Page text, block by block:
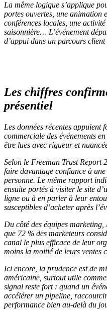
La même logique s’applique
portes ouvertes, une animation
conférences locales, une
saisonnière… L’événement
d’appui dans un parcours client
Les chiffres
présentiel
Les données récentes
commerciale des événements
être lues avec rigueur et
Selon le Freeman Trust Report
faire davantage confiance à
personne. Le même rapport
ensuite portés à visiter le site
ligne ou à en parler à leur
susceptibles d’acheter après
Du côté des équipes
que 72 % des marketeurs
canal le plus efficace de leur
moins la moitié de leurs ventes
Ici encore, la prudence est de
américaine, surtout utile
signal reste fort : quand un
accélérer un pipeline,
performance bien au-delà du